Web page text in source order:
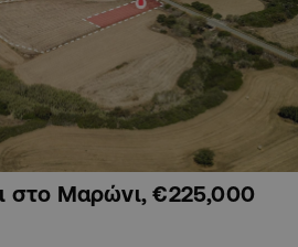
στο Μαρώνι, €225,000